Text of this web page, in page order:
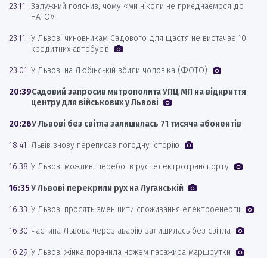
23:11
Залужний пояснив, чому «ми ніколи не приєднаємося до
НАТО»
23:11
У Львові чиновникам Садового для щастя не вистачає 10
кредитних автобусів
23:01 У Львові на Любінській збили чоловіка (ФОТО)
20:39Садовий запросив митрополита УПЦ МП на відкриття
центру для військових у Львові
20:26У Львові без світла залишилась 71 тисяча абонентів
18:41 Львів знову переписав погодну історію
16:38 У Львові можливі перебої в русі електротранспорту
16:35У Львові перекрили рух на Луганській
16:33 У Львові просять зменшити споживання електроенергії
16:30 Частина Львова через аварію залишилась без світла
16:29 У Львові жінка поранила ножем пасажира маршрутки